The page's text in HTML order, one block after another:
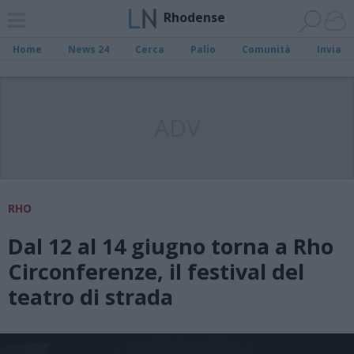
Rhodense
Home News 24 Cerca Palio Comunità Invia
RHO
Dal 12 al 14 giugno torna a Rho
Circonferenze, il festival del
teatro di strada